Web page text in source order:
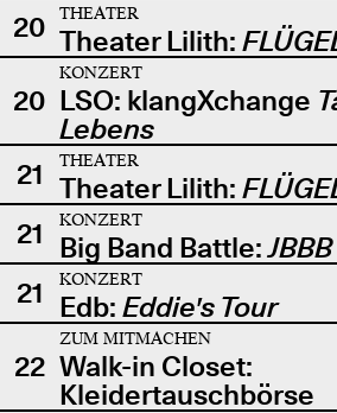
20
THEATER
Theater Lilith:
20
KONZERT
LSO: klangXchange
Lebens
21
THEATER
Theater Lilith:
21
KONZERT
Big Band Battle:
21
KONZERT
Edb: Eddie's Tour
22
ZUM MITMACHEN
Walk-in Closet:
Kleidertauschbörse